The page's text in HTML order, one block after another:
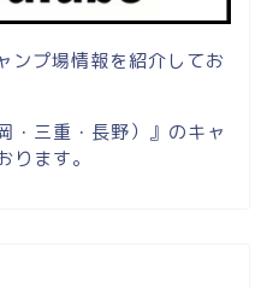
ンプ場情報を紹介してお
・三重・長野）』のキャ
ります。